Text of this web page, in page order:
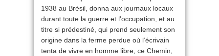
1938 au Brésil, donna aux journaux locaux
durant toute la guerre et l’occupation, et au
titre si prédestiné, qui prend seulement son
origine dans la ferme perdue où l’écrivain
tenta de vivre en homme libre, ce Chemin,